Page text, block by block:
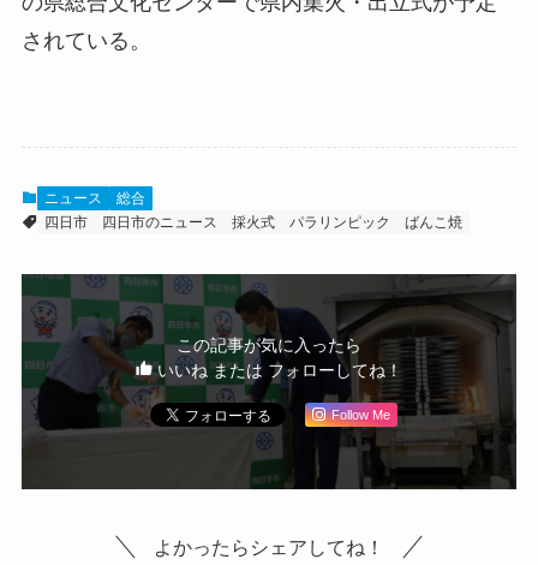
されている。
ニュース
総合
四日市
四日市のニュース 採火式 パラリンピック ばんこ焼
この記事が気に入ったら
いいね または フォローしてね！
Follow Me
よかったらシェアしてね！